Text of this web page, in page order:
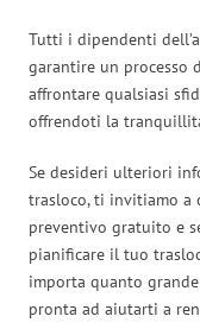
Tutti i dipendenti
garantire un processo
affrontare qualsiasi
offrendoti la
Se desideri ulteriori
trasloco, ti invitiamo a
preventivo gratuito e
pianificare il tuo
importa quanto
pronta ad aiutarti a